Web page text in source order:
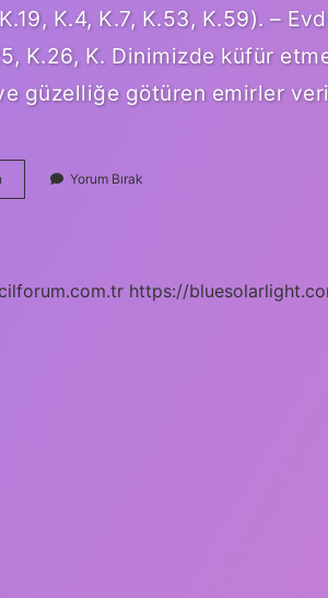
K.4, K.7, K.53, K.59). –
K.26, K. Dinimizde küfür
güzelliğe götüren emirler
Edilen
Yorum Bırak
https://